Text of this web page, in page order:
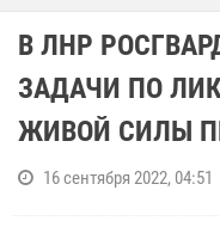
В ЛНР
ЗАДАЧИ ПО
ЖИВОЙ СИЛЫ
16 сентября 2022, 04:51